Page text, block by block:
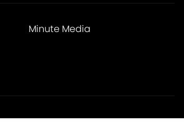
Minute Media